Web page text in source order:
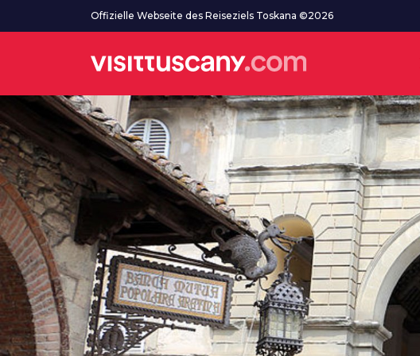
Zum HauptinhaltOffizielle Webseite des Reiseziels Toskana ©2026